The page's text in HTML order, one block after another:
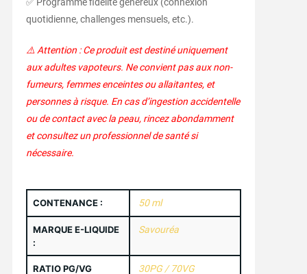
quotidienne, challenges mensuels, etc.).
⚠️ Attention : Ce produit est destiné uniquement
aux adultes vapoteurs. Ne convient pas aux non-
fumeurs, femmes enceintes ou allaitantes, et
personnes à risque. En cas d’ingestion accidentelle
ou de contact avec la peau, rincez abondamment
et consultez un professionnel de santé si
nécessaire.
CONTENANCE : 50 ml
MARQUE E-LIQUIDE
:
Savouréa
RATIO PG/VG 30PG / 70VG